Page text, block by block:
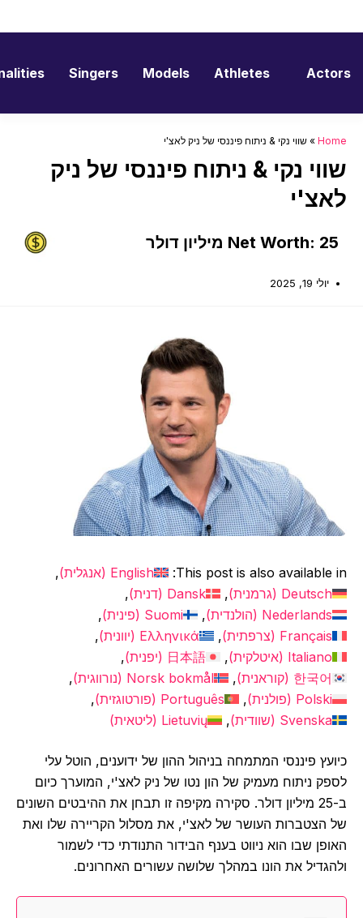
לתוכן
Actors
Athletes
Models
Singers
Home
» שווי נקי & ניתוח פיננסי של ניק לאצ'י
שווי נקי & ניתוח פיננסי של ניק
לאצ'י
Net Worth: 25 מיליון דולר
יולי 19, 2025
This post is also available in:
English
(אנגלית)
Deutsch
(גרמנית)
Dansk
(דנית)
Nederlands
(הולנדית)
Suomi
(פינית)
Français
(צרפתית)
Ελληνικά
(יוונית)
Italiano
(איטלקית)
日本語
(יפנית)
한국어
(קוראנית)
Norsk bokmål
(נורווגית)
Polski
(פולנית)
Português
(פורטוגזית)
Svenska
(שוודית)
Lietuvių
(ליטאית)
כיועץ פיננסי המתמחה בניהול ההון של ידוענים, הוטל עלי
לספק ניתוח מעמיק של הון נטו של ניק לאצ'י, המוערך כיום
ב-25 מיליון דולר. סקירה מקיפה זו תבחן את ההיבטים השונים
של הצטברות העושר של לאצ'י, את מסלול הקריירה שלו ואת
האופן שבו הוא ניווט בענף הבידור התנודתי כדי לשמור
ולהגדיל את הונו במהלך שלושה עשורים האחרונים.